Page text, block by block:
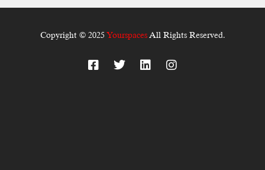
Copyright © 2025 YourspacesAll Rights Reserved.